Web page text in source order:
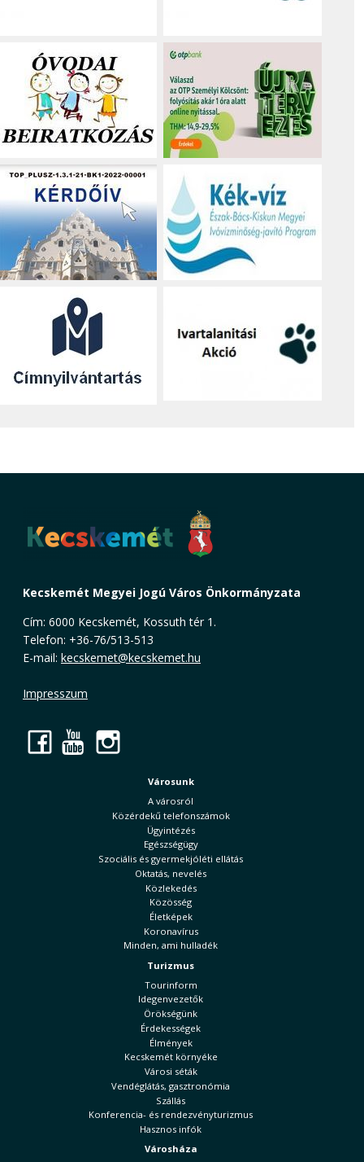
Kecskemét Megyei Jogú Város Önkormányzata
Cím: 6000 Kecskemét, Kossuth tér 1.
Telefon: +36-76/513-513
E-mail: kecskemet@kecskemet.hu
Impresszum
Facebook
YouTube
Városunk
A városról
Közérdekű telefonszámok
Ügyintézés
Egészségügy
Szociális és gyermekjóléti ellátás
Oktatás, nevelés
Közlekedés
Közösség
Életképek
Koronavírus
Minden, ami hulladék
Turizmus
Tourinform
Idegenvezetők
Örökségünk
Érdekességek
Élmények
Kecskemét környéke
Városi séták
Vendéglátás, gasztronómia
Szállás
Konferencia- és rendezvényturizmus
Hasznos infók
Városháza